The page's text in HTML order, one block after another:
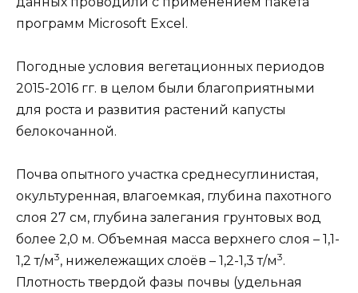
программ Microsoft Excel.
Погодные условия вегетационных периодов
2015-2016 гг. в целом были благоприятными
для роста и развития растений капусты
белокочанной.
Почва опытного участка среднесуглинистая,
окультуренная, влагоемкая, глубина пахотного
слоя 27 см, глубина залегания грунтовых вод
более 2,0 м. Объемная масса верхнего слоя – 1,1-
1,2 т/м3, нижележащих слоёв – 1,2-1,3 т/м3.
Плотность твердой фазы почвы (удельная